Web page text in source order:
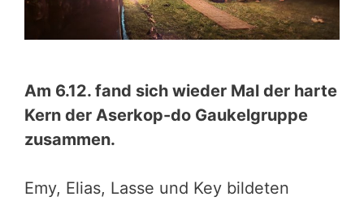
Am 6.12. fand sich wieder Mal der harte
Kern der Aserkop-do Gaukelgruppe
zusammen.
Emy, Elias, Lasse und Key bildeten